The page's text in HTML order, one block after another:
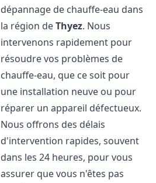
dépannage de chauffe-eau dans
la région deThyez. Nous
intervenons rapidement pour
résoudre vos problèmes de
chauffe-eau, que ce soit pour
une installation neuve ou pour
réparer un appareil défectueux.
Nous offrons des délais
d'intervention rapides, souvent
dans les 24 heures, pour vous
assurer que vous n'êtes pas